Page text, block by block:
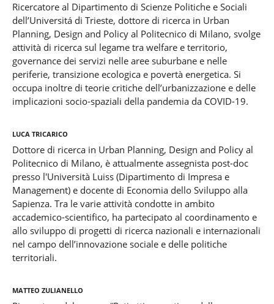
Ricercatore al Dipartimento di Scienze Politiche e Sociali
dell’Universitá di Trieste, dottore di ricerca in Urban
Planning, Design and Policy al Politecnico di Milano, svolge
attività di ricerca sul legame tra welfare e territorio,
governance dei servizi nelle aree suburbane e nelle
periferie, transizione ecologica e povertà energetica. Si
occupa inoltre di teorie critiche dell’urbanizzazione e delle
implicazioni socio-spaziali della pandemia da COVID-19.
Luca Tricarico
Dottore di ricerca in Urban Planning, Design and Policy al
Politecnico di Milano, è attualmente assegnista post-doc
presso l'Università Luiss (Dipartimento di Impresa e
Management) e docente di Economia dello Sviluppo alla
Sapienza. Tra le varie attività condotte in ambito
accademico-scientifico, ha partecipato al coordinamento e
allo sviluppo di progetti di ricerca nazionali e internazionali
nel campo dell’innovazione sociale e delle politiche
territoriali.
Matteo Zulianello